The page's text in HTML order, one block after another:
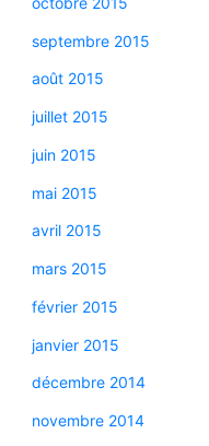
septembre 2015
août 2015
juillet 2015
juin 2015
mai 2015
avril 2015
mars 2015
février 2015
janvier 2015
décembre 2014
novembre 2014